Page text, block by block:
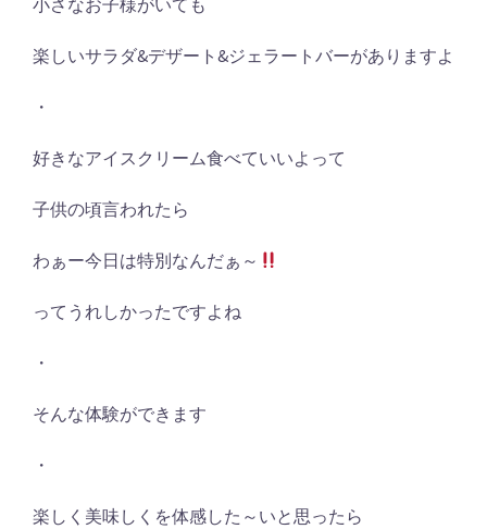
小さなお子様がいても
楽しいサラダ&デザート&ジェラートバーがありますよ
・
好きなアイスクリーム食べていいよって
子供の頃言われたら
わぁー今日は特別なんだぁ～
ってうれしかったですよね
・
そんな体験ができます
・
楽しく美味しくを体感した～いと思ったら